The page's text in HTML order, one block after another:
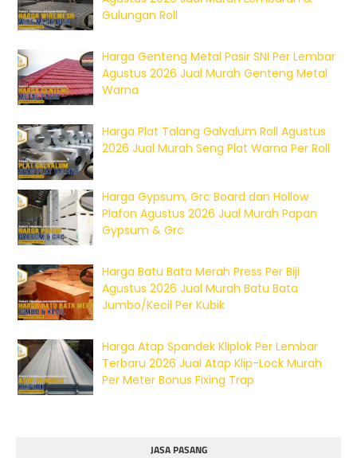
Gulungan Roll
Harga Genteng Metal Pasir SNI Per Lembar
Agustus 2026 Jual Murah Genteng Metal
Warna
Harga Plat Talang Galvalum Roll Agustus
2026 Jual Murah Seng Plat Warna Per Roll
Harga Gypsum, Grc Board dan Hollow
Plafon Agustus 2026 Jual Murah Papan
Gypsum & Grc
Harga Batu Bata Merah Press Per Biji
Agustus 2026 Jual Murah Batu Bata
Jumbo/Kecil Per Kubik
Harga Atap Spandek Kliplok Per Lembar
Terbaru 2026 Jual Atap Klip-Lock Murah
Per Meter Bonus Fixing Trap
JASA PASANG